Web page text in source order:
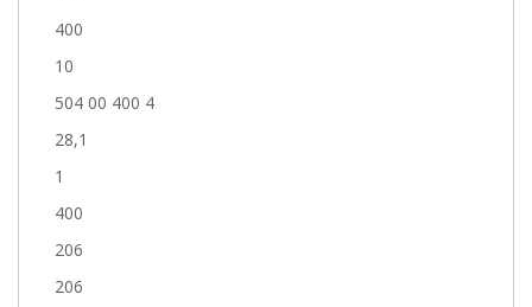
400
10
504 00 400 4
28,1
1
400
206
206